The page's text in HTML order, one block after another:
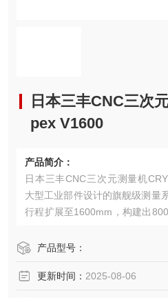
日本三丰CNC三次
pex V1600
产品简介：
日本三丰CNC三次元测量机
大型工业部件设计的旗舰级测量
行程扩展至1600mm，构建出
寸精密检测需求。
产品型号：
更新时间： 2025-08-06